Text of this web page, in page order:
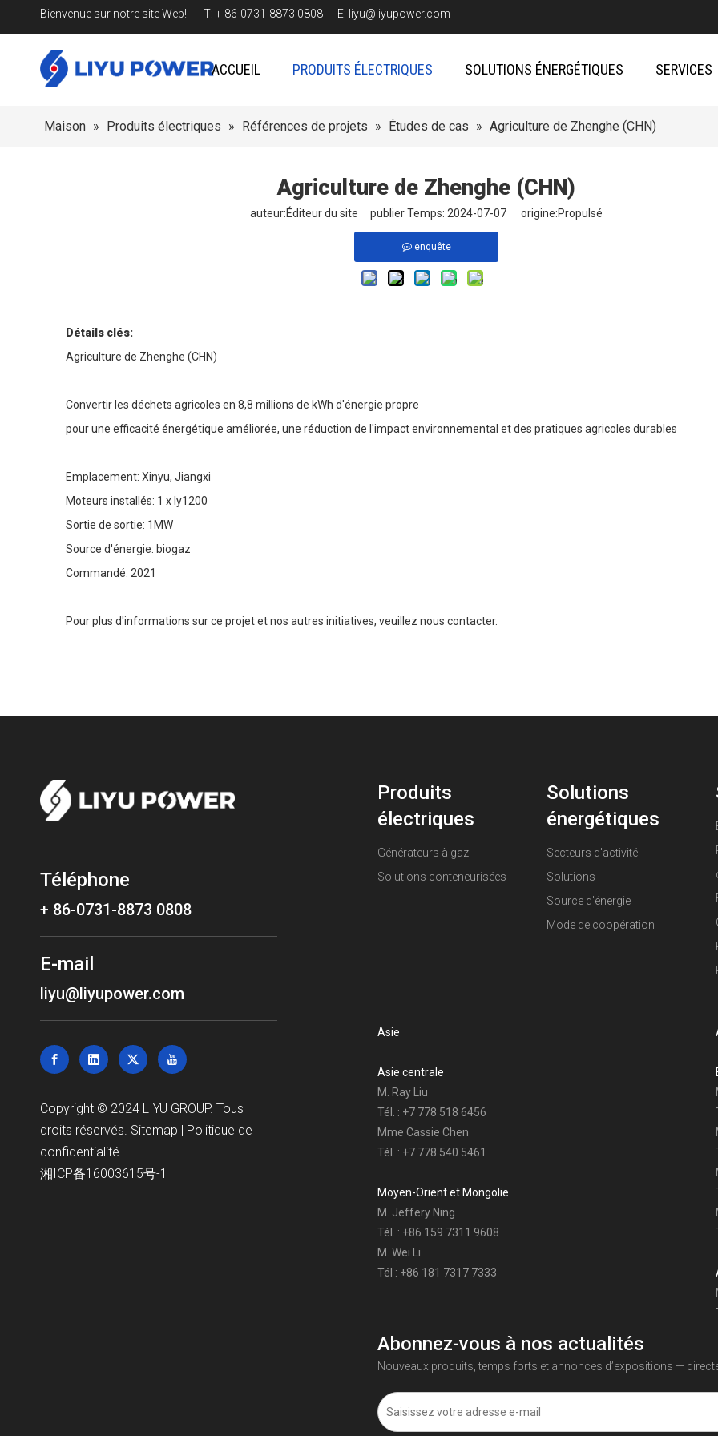
Bienvenue sur notre site Web! T: + 86-0731-8873 0808 E: liyu@liyupower.com
ACCUEIL PRODUITS ÉLECTRIQUES SOLUTIONS ÉNERGÉTIQUES SERVICES
Maison » Produits électriques » Références de projets » Études de cas » Agriculture de Zhenghe (CHN)
Agriculture de Zhenghe (CHN)
auteur:Éditeur du site publier Temps: 2024-07-07 origine:Propulsé
enquête
Détails clés:
Agriculture de Zhenghe (CHN)
Convertir les déchets agricoles en 8,8 millions de kWh d'énergie propre
pour une efficacité énergétique améliorée, une réduction de l'impact environnemental et des pratiques agricoles durables
Emplacement: Xinyu, Jiangxi
Moteurs installés: 1 x ly1200
Sortie de sortie: 1MW
Source d'énergie: biogaz
Commandé: 2021
Pour plus d'informations sur ce projet et nos autres initiatives, veuillez nous contacter.
Téléphone
+ 86-0731-8873 0808
E-mail
liyu@liyupower.com
Copyright © 2024 LIYU GROUP. Tous
droits réservés. Sitemap
Politique de
confidentialité
湘ICP备16003615号-1
Produits
électriques
Générateurs à gaz
Solutions conteneurisées
Solutions
énergétiques
Secteurs d'activité
Solutions
Source d'énergie
Mode de coopération
Asie
Asie centrale
M. Ray Liu
Tél. : +7 778 518 6456
Mme Cassie Chen
Tél. : +7 778 540 5461
Moyen-Orient et Mongolie
M. Jeffery Ning
Tél. : +86 159 7311 9608
M. Wei Li
Tél : +86 181 7317 7333
Abonnez-vous à nos actualités
Nouveaux produits, temps forts et annonces d’expositions —